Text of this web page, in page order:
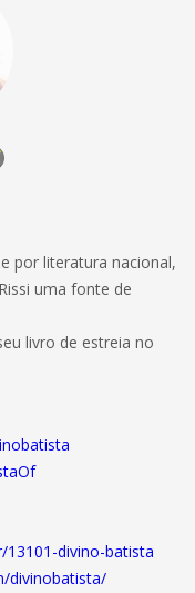
por literatura nacional,
uma fonte de
livro de estreia no
divino-batista
divinobatista/